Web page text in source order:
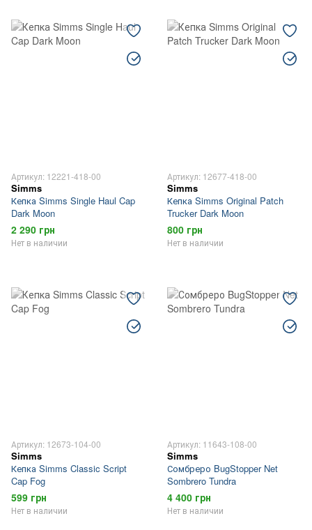
Артикул: 12221-418-00
Simms
Кепка Simms Single Haul Cap
Dark Moon
2 290 грн
Нет в наличии
Артикул: 12677-418-00
Simms
Кепка Simms Original Patch
Trucker Dark Moon
800 грн
Нет в наличии
Артикул: 12673-104-00
Simms
Кепка Simms Classic Script
Cap Fog
599 грн
Нет в наличии
Артикул: 11643-108-00
Simms
Сомбреро BugStopper Net
Sombrero Tundra
4 400 грн
Нет в наличии